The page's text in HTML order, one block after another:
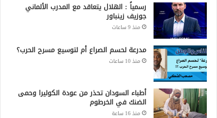
رسمياً : الهلال يتعاقد مع المدرب الألماني
جوزيف زينباور
منذ 9 ساعات
مدرعة لحسم الصراع أم لتوسيع مسرح الحرب؟
منذ 10 ساعات
أطباء السودان تحذر من عودة الكوليرا وحمى
الضنك في الخرطوم
منذ 16 ساعة